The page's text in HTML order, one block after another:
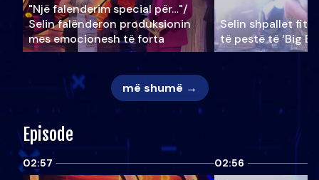
"Një falenderim special për…"/
Selin falënderon produksionin
mes emocionesh të forta
Selin shpallet
të pestë të ‘Big
më shumë →
Episode
02:57 02:56